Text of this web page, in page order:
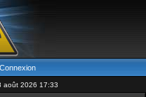
Connexion
août 2026 17:33